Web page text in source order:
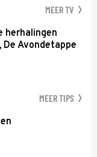
MEER TV
herhalingen
Avondetappe
MEER TIPS